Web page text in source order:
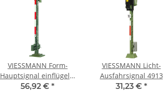
VIESSMANN Form-
Hauptsignal einflügelig
DB Fertigmodell 4900
56,92 € *
VIESSMANN Licht-
Ausfahrsignal 4913
Spur TT
31,23 € *